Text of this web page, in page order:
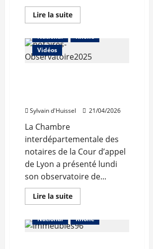
Lire la suiteEn
savoir
La
de
Lyon
Métropole de Lyon
National
Rhône
Vidéos
Sylvain d'Huissel 21/04/2026
La Chambre
interdépartementale des
notaires de la Cour d’appel
de Lyon a présenté lundi
son observatoire de...
Lire la suiteEn
savoir
La
reprise
Abonnés
Auvergne-Rhône-Alpes
Les prix
Lyon
National
Rhône